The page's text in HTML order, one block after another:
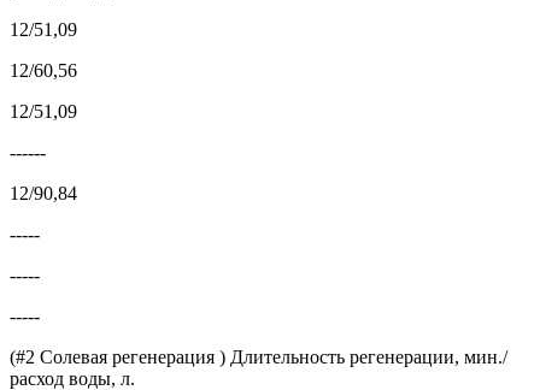
12/51,09
12/60,56
12/51,09
------
12/90,84
-----
-----
-----
(#2 Солевая регенерация ) Длительность регенерации, мин./
расход воды, л.